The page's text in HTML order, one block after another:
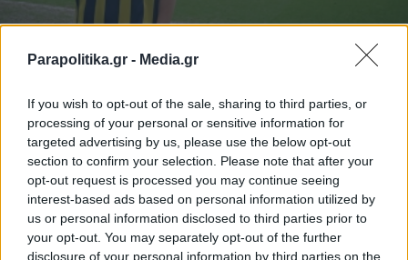
Parapolitika.gr - Media.gr
If you wish to opt-out of the sale, sharing to third parties, or
processing of your personal or sensitive information for
targeted advertising by us, please use the below opt-out
section to confirm your selection. Please note that after your
opt-out request is processed you may continue seeing
interest-based ads based on personal information utilized by
us or personal information disclosed to third parties prior to
your opt-out. You may separately opt-out of the further
disclosure of your personal information by third parties on the
ΑΘΛΗΤΙΚΑ ΝΕΑ
14.06.2026 00:35
Μουντιάλ 2026: Σάλος στην εθνική
Τουρκίας με στιγμιότυπο που δείχνει τον
Σογιουντσού να... καπνίζει (Βίντεο)